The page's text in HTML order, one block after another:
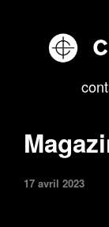
17 avril 2023